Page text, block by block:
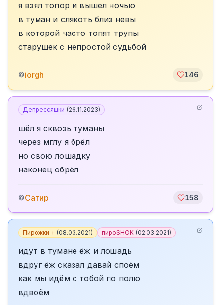
я взял топор и вышел ночью
в туман и слякоть близ невы
в которой часто топят трупы
старушек с непростой судьбой
©iorgh 146
Депрессяшки (26.11.2023)
шёл я сквозь туманы
через мглу я брёл
но свою лошадку
наконец обрёл
©Сатир 158
Пирожки + (08.03.2021) пироSHOK (02.03.2021)
идут в тумане ёж и лошадь
вдруг ёж сказал давай споём
как мы идём с тобой по полю
вдвоём